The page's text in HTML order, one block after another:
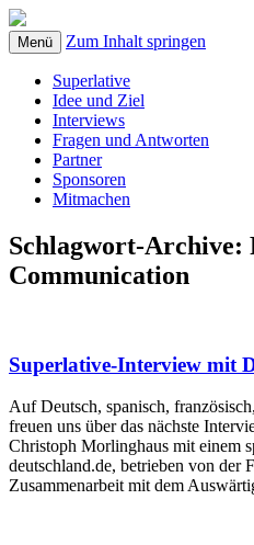
Menü Zum Inhalt springen
Superlative
Idee und Ziel
Interviews
Fragen und Antworten
Partner
Sponsoren
Mitmachen
Schlagwort-Archive:
Communication
Superlative-Interview mit
Auf Deutsch, spanisch,
freuen uns über das nächste
Christoph Morlinghaus mit einem
deutschland.de, betrieben von
Zusammenarbeit mit dem